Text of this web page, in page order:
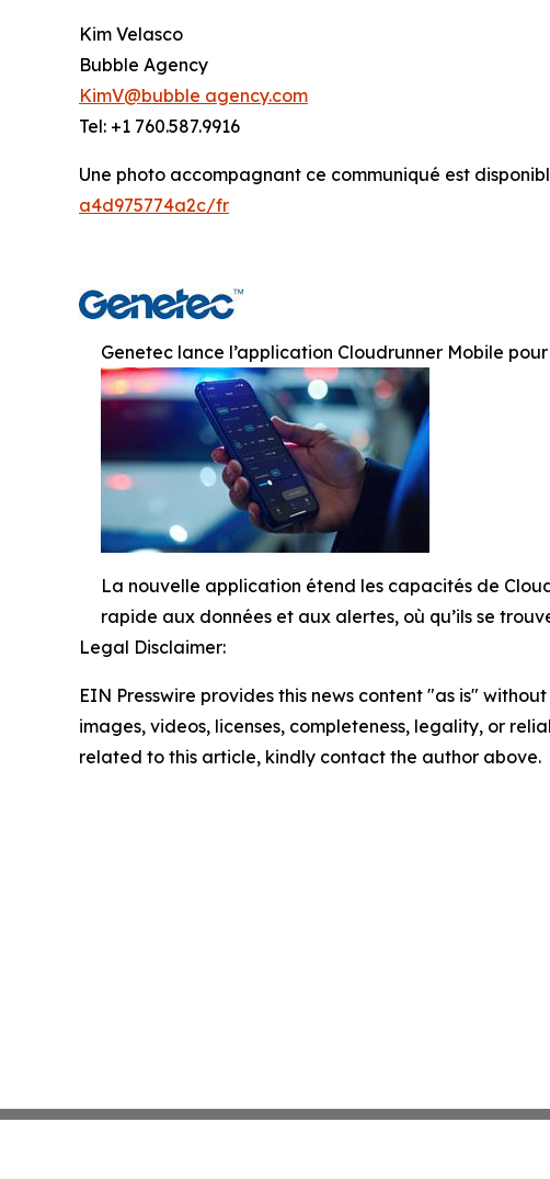
Kim Velasco
Bubble Agency
KimV@bubble agency.com
Tel: +1 760.587.9916
Une photo accompagnant ce communiqué est
a4d975774a2c/fr
Genetec lance l’application Cloudrunner Mobile
La nouvelle application étend les capacités de
rapide aux données et aux alertes, où qu’ils se
Legal Disclaimer:
EIN Presswire provides this news content "as is"
images, videos, licenses, completeness, legality, or
related to this article, kindly contact the author above.